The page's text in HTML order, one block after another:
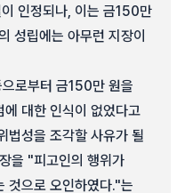
인정되나, 이는 금150만
성립에는 아무런 지장이
로부터 금150만 원을
대한 인식이 없었다고
법성을 조각할 사유가 될
을 "피고인의 행위가
것으로 오인하였다."는